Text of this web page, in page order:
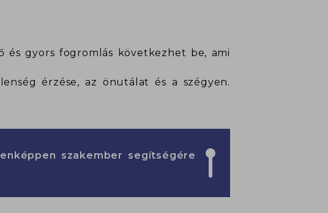
és gyors fogromlás következhet be, ami
érzése, az önutálat és a szégyen.
szakember segítségére